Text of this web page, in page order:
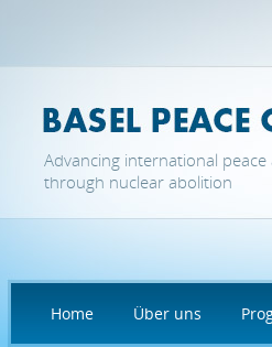
Advancing international
through nuclear abolition
Home Über uns